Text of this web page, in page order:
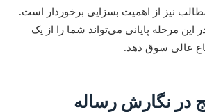
نیز از اهمیت بسزایی برخوردار است.
این مرحله پایانی می‌تواند شما را از یک
عالی سوق دهد.
در نگارش رساله